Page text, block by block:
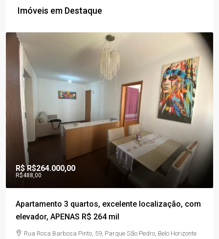
Imóveis em Destaque
R$R$264.000,00
R$488,00
Apartamento 3 quartos, excelente localização, com
elevador, APENAS R$ 264 mil
Rua Rosa Barbosa Pinto, 59, Parque São Pedro, Belo Horizonte